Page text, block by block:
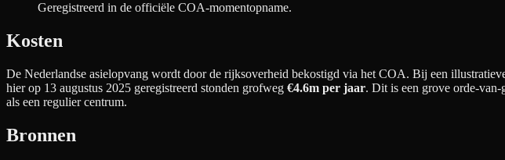
Geregistreerd in de officiële COA-momentopname.
Kosten
De Nederlandse asielopvang wordt door de rijksoverheid bekostigd via het COA. Bij een
hier op 13 augustus 2025 geregistreerd stonden grofweg €4.6m per jaar. Dit is een grove orde-
als een regulier centrum.
Bronnen